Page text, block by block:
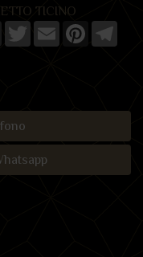
TICINO
Facebook
TwitterEmail Pinterest